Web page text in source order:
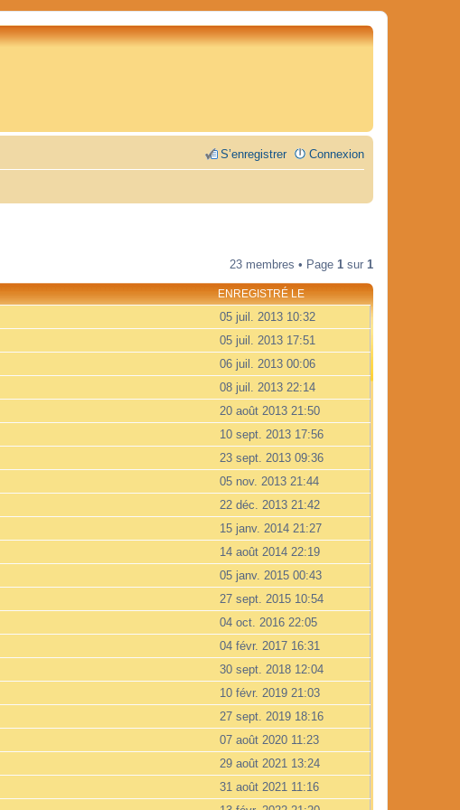
Connexion
S’enregistrer
23 membres • Page 1 sur 1
ENREGISTRÉ LE
05 juil. 2013 10:32
05 juil. 2013 17:51
06 juil. 2013 00:06
08 juil. 2013 22:14
20 août 2013 21:50
10 sept. 2013 17:56
23 sept. 2013 09:36
05 nov. 2013 21:44
22 déc. 2013 21:42
15 janv. 2014 21:27
14 août 2014 22:19
05 janv. 2015 00:43
27 sept. 2015 10:54
04 oct. 2016 22:05
04 févr. 2017 16:31
30 sept. 2018 12:04
10 févr. 2019 21:03
27 sept. 2019 18:16
07 août 2020 11:23
29 août 2021 13:24
31 août 2021 11:16